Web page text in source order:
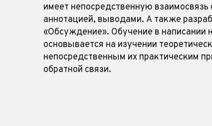
имеет непосредственную взаимосвязь
аннотацией, выводами. А также
«Обсуждение». Обучение в написании
основывается на изучении
непосредственным их практическим
обратной связи.